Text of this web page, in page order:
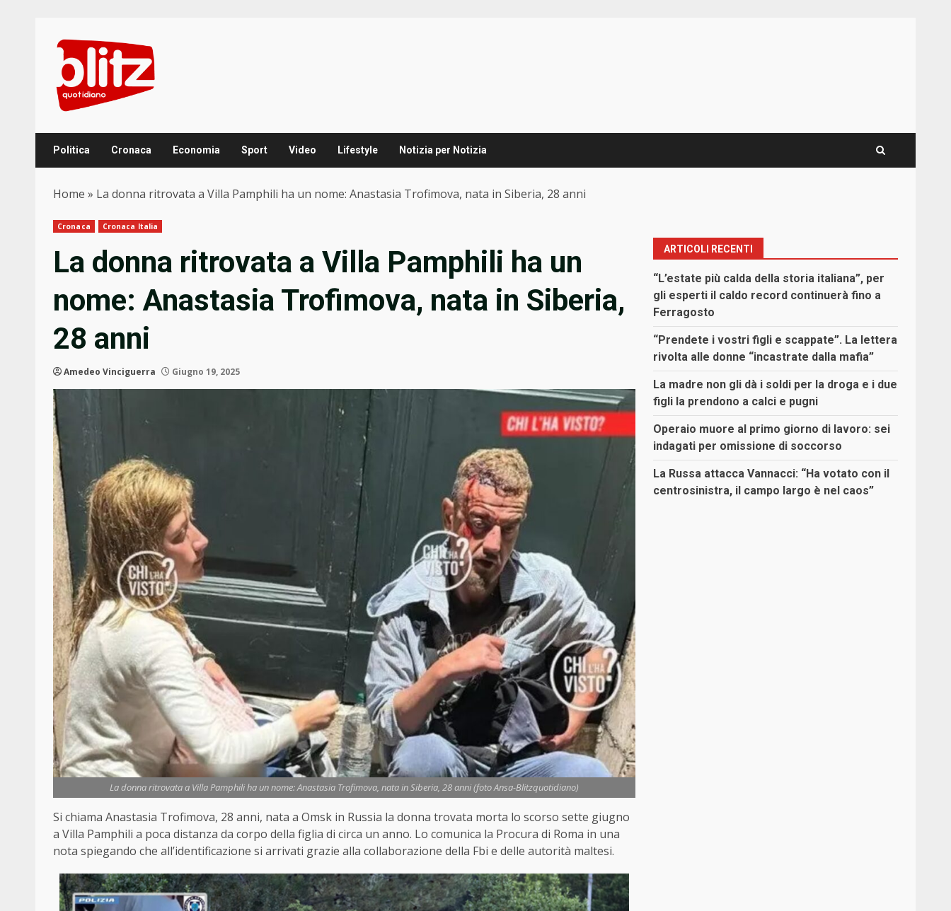
content
Politica Cronaca Economia Sport Video Lifestyle Notizia per Notizia
Home » La donna ritrovata a Villa Pamphili ha un nome: Anastasia Trofimova, nata in Siberia, 28 anni
Cronaca Cronaca Italia
La donna ritrovata a Villa Pamphili ha un
nome: Anastasia Trofimova, nata in Siberia,
28 anni
Amedeo Vinciguerra Giugno 19, 2025
La donna ritrovata a Villa Pamphili ha un nome: Anastasia Trofimova, nata in Siberia, 28 anni (foto Ansa-Blitzquotidiano)
Si chiama Anastasia Trofimova, 28 anni, nata a Omsk in Russia la donna trovata morta lo scorso sette giugno
a Villa Pamphili a poca distanza da corpo della figlia di circa un anno. Lo comunica la Procura di Roma in una
nota spiegando che all’identificazione si arrivati grazie alla collaborazione della Fbi e delle autorità maltesi.
ARTICOLI RECENTI
“L’estate più calda della storia italiana”, per
gli esperti il caldo record continuerà fino a
Ferragosto
“Prendete i vostri figli e scappate”. La lettera
rivolta alle donne “incastrate dalla mafia”
La madre non gli dà i soldi per la droga e i due
figli la prendono a calci e pugni
Operaio muore al primo giorno di lavoro: sei
indagati per omissione di soccorso
La Russa attacca Vannacci: “Ha votato con il
centrosinistra, il campo largo è nel caos”